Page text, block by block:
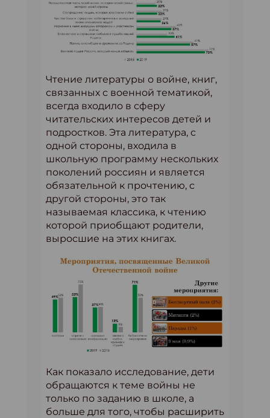
Чтение литературы о войне, книг,
связанных с военной тематикой,
всегда входило в сферу
читательских интересов детей и
подростков. Эта литература, с
одной стороны, входила в
школьную программу нескольких
поколений россиян и является
обязательной к прочтению, с
другой стороны, это так
называемая классика, к чтению
которой приобщают родители,
выросшие на этих книгах.
Как показало исследование, дети
обращаются к теме войны не
только по заданию в школе, а
больше для того, чтобы расширить